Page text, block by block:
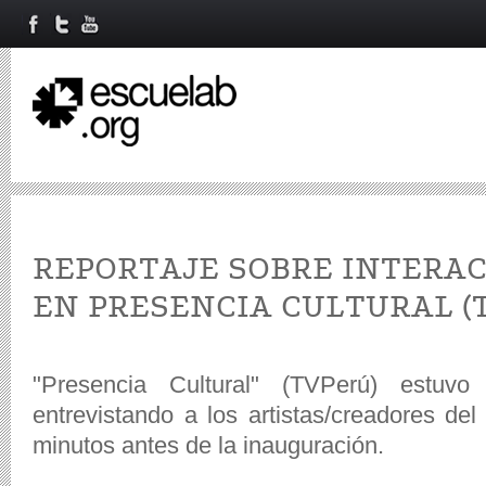
REPORTAJE SOBRE
EN PRESENCIA CULTURAL
"Presencia Cultural" (TVPerú)
entrevistando a los artistas/creadores
minutos antes de la inauguración.